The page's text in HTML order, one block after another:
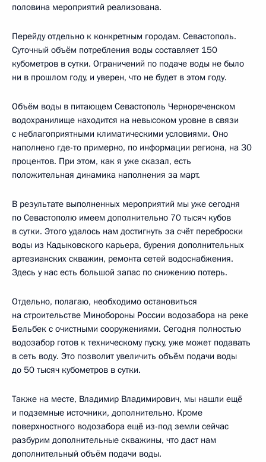
половина мероприятий реализована.
Перейду отдельно к конкретным городам. Севастополь.
Суточный объём потребления воды составляет 150
кубометров в сутки. Ограничений по подаче воды не было
ни в прошлом году, и уверен, что не будет в этом году.
Объём воды в питающем Севастополь Чернореченском
водохранилище находится на невысоком уровне в связи
с неблагоприятными климатическими условиями. Оно
наполнено где-то примерно, по информации региона, на 30
процентов. При этом, как я уже сказал, есть
положительная динамика наполнения за март.
В результате выполненных мероприятий мы уже сегодня
по Севастополю имеем дополнительно 70 тысяч кубов
в сутки. Этого удалось нам достигнуть за счёт переброски
воды из Кадыковского карьера, бурения дополнительных
артезианских скважин, ремонта сетей водоснабжения.
Здесь у нас есть большой запас по снижению потерь.
Отдельно, полагаю, необходимо остановиться
на строительстве Минобороны России водозабора на реке
Бельбек с очистными сооружениями. Сегодня полностью
водозабор готов к техническому пуску, уже может подавать
в сеть воду. Это позволит увеличить объём подачи воды
до 50 тысяч кубометров в сутки.
Также на месте, Владимир Владимирович, мы нашли ещё
и подземные источники, дополнительно. Кроме
поверхностного водозабора ещё из-под земли сейчас
разбурим дополнительные скважины, что даст нам
дополнительный объём подачи воды.